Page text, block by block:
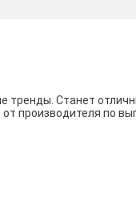
тренды. Станет
производителя по